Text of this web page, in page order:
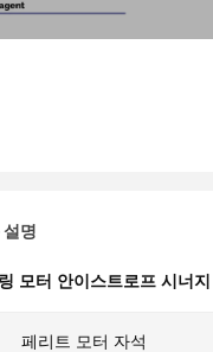
설명
모터 안이스트로프 시너지
페리트 모터 자석